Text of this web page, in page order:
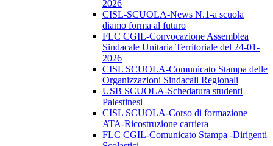
2026
CISL-SCUOLA-News N.1-a scuola
diamo forma al futuro
FLC CGIL-Convocazione Assemblea
Sindacale Unitaria Territoriale del 24-01-
2026
CISL SCUOLA-Comunicato Stampa delle
Organizzazioni Sindacali Regionali
USB SCUOLA-Schedatura studenti
Palestinesi
CISL SCUOLA-Corso di formazione
ATA-Ricostruzione carriera
FLC CGIL-Comunicato Stampa -Dirigenti